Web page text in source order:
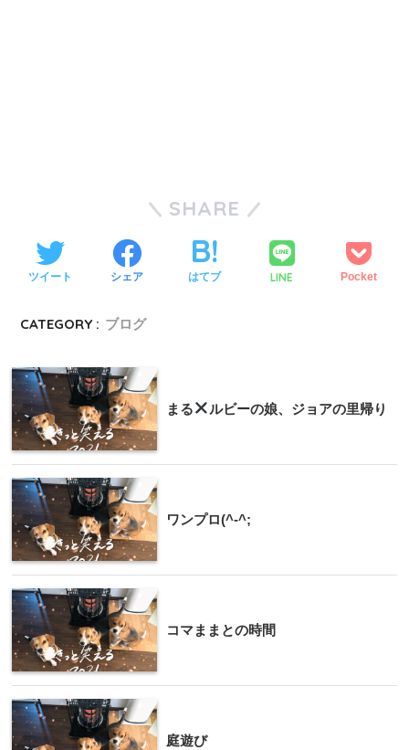
SHARE
ツイート シェア はてブ LINE Pocket
CATEGORY : ブログ
まる ルビーの娘、ジョアの里帰り
ワンプロ(^-^;
コマままとの時間
庭遊び